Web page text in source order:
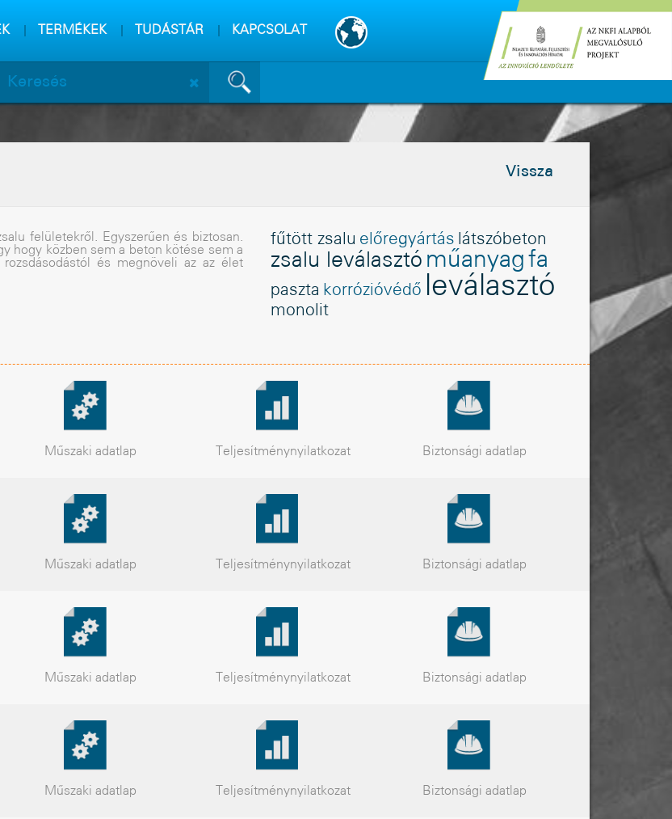
TERMÉKEK TUDÁSTÁR KAPCSOLAT
Vissza
felületekrõl. Egyszerûen és biztosan.
hogy közben sem a beton kötése sem a
és megnöveli az az élet
fûtött zsalu elõregyártás látszóbeton
zsalu leválasztó mûanyag fa
paszta korrózióvédõ leválasztó
monolit
Műszaki adatlap Teljesítménynyilatkozat Biztonsági adatlap
Műszaki adatlap Teljesítménynyilatkozat Biztonsági adatlap
Műszaki adatlap Teljesítménynyilatkozat Biztonsági adatlap
Műszaki adatlap Teljesítménynyilatkozat Biztonsági adatlap